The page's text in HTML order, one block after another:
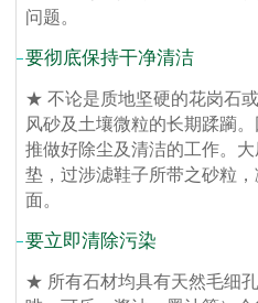
问题。
要彻底保持干净清洁
★ 不论是质地坚硬的花岗石
风砂及土壤微粒的长期蹂躏
推做好除尘及清洁的工作。
垫，过涉滤鞋子所带之砂粒
面。
要立即清除污染
★ 所有石材均具有天然毛细